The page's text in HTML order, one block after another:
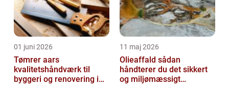
01 juni 2026
Tømrer aars
kvalitetshåndværk til
byggeri og renovering i
11 maj 2026
Olieaffald sådan
håndterer du det sikkert
og miljømæssigt